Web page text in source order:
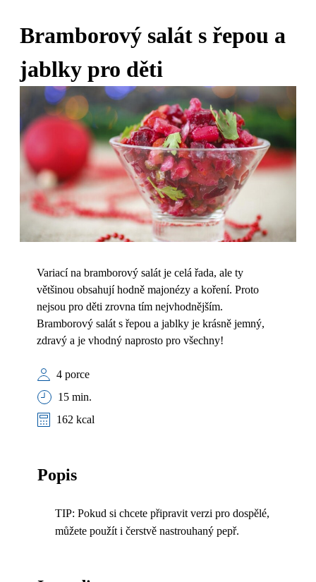
Bramborový salát s řepou a
jablky pro děti
Variací na bramborový salát je celá řada, ale ty
většinou obsahují hodně majonézy a koření. Proto
nejsou pro děti zrovna tím nejvhodnějším.
Bramborový salát s řepou a jablky je krásně jemný,
zdravý a je vhodný naprosto pro všechny!
4 porce
15 min.
162 kcal
Popis
TIP: Pokud si chcete připravit verzi pro dospělé,
můžete použít i čerstvě nastrouhaný pepř.